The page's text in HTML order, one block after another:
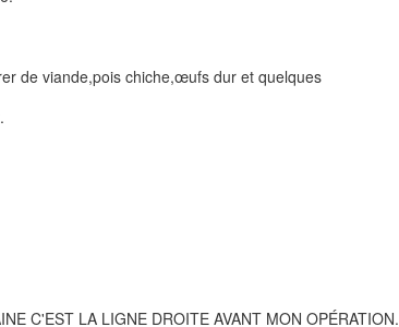
de viande,pois chiche,œufs dur et quelques
C'EST LA LIGNE DROITE AVANT MON OPÉRATION.